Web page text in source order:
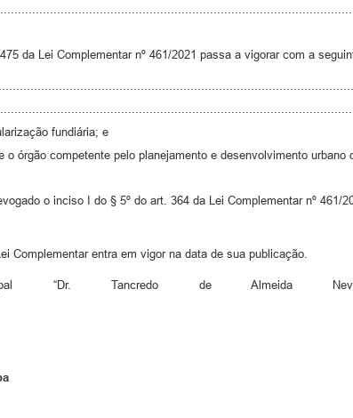
da Lei Complementar nº 461/2021 passa a vigorar com a
fundiária; e
o órgão competente pelo planejamento e desenvolvimento urbano
o inciso I do § 5º do art. 364 da Lei Complementar nº 461/
Complementar entra em vigor na data de sua publicação.
“Dr. Tancredo